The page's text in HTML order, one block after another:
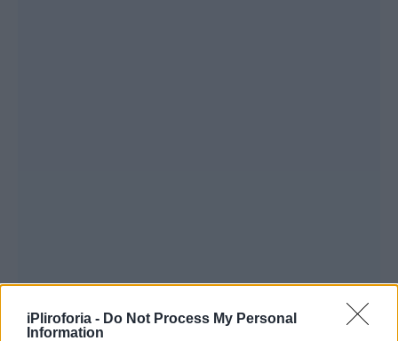
iPliroforia - Do Not Process My Personal
Information